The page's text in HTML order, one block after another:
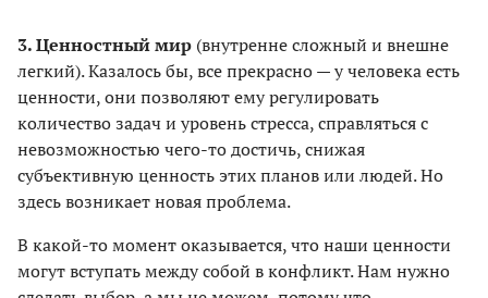
3. Ценностный мир (внутренне сложный и внешне
легкий). Казалось бы, все прекрасно — у человека есть
ценности, они позволяют ему регулировать
количество задач и уровень стресса, справляться с
невозможностью чего-то достичь, снижая
субъективную ценность этих планов или людей. Но
здесь возникает новая проблема.
В какой-то момент оказывается, что наши ценности
могут вступать между собой в конфликт. Нам нужно